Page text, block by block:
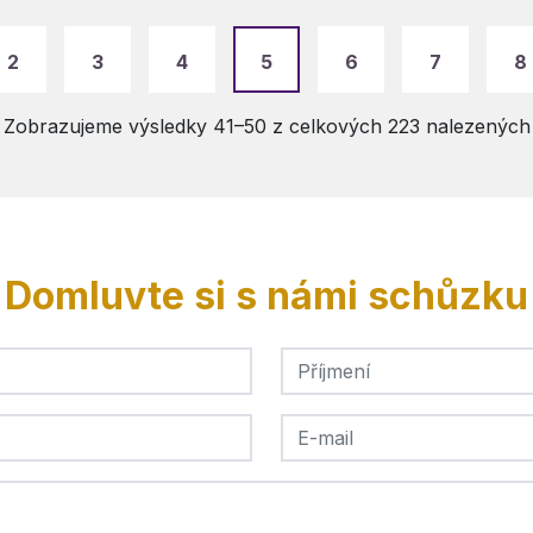
2 3 4 5 6 7 8
Zobrazujeme výsledky 41–50 z celkových 223 nalezených
Domluvte si s námi schůzku